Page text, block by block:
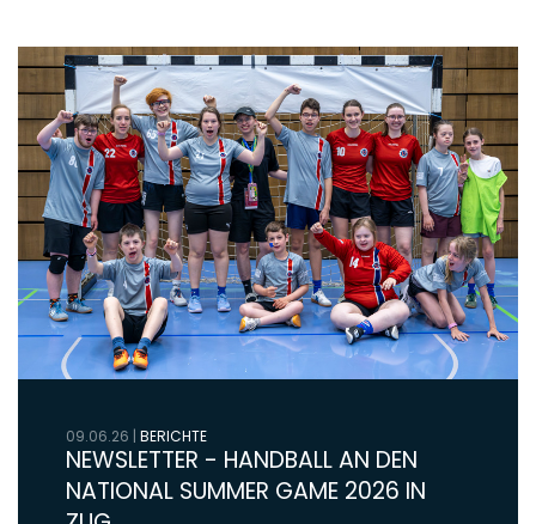
09.06.26 | BERICHTE
NEWSLETTER - HANDBALL AN DEN
NATIONAL SUMMER GAME 2026 IN